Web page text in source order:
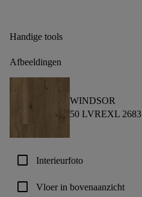
Handige tools
Afbeeldingen
WINDSOR
50 LVREXL 2683
check_box_outline_blank Interieurfoto
check_box_outline_blank Vloer in bovenaanzicht